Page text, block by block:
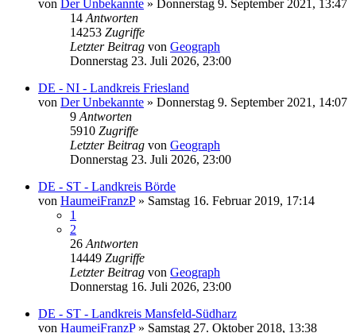
von Der Unbekannte » Donnerstag 9. September 2021, 13:47
14 Antworten
14253 Zugriffe
Letzter Beitrag von Geograph
Donnerstag 23. Juli 2026, 23:00
DE - NI - Landkreis Friesland
von Der Unbekannte » Donnerstag 9. September 2021, 14:07
9 Antworten
5910 Zugriffe
Letzter Beitrag von Geograph
Donnerstag 23. Juli 2026, 23:00
DE - ST - Landkreis Börde
von HaumeiFranzP» Samstag 16. Februar 2019, 17:14
1
2
26 Antworten
14449 Zugriffe
Letzter Beitrag von Geograph
Donnerstag 16. Juli 2026, 23:00
DE - ST - Landkreis Mansfeld-Südharz
von HaumeiFranzP» Samstag 27. Oktober 2018, 13:38